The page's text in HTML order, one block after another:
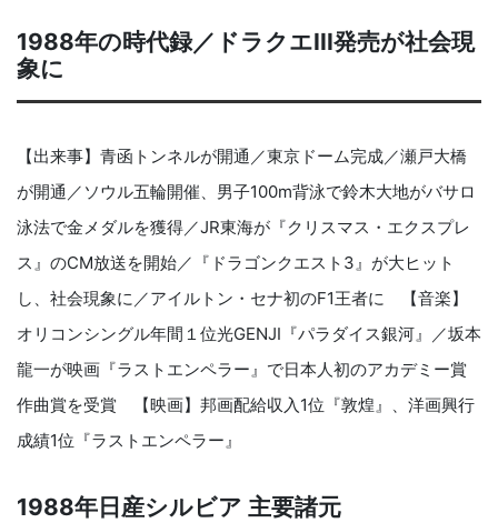
1988年の時代録／ドラクエIII発売が社会現
象に
【出来事】青函トンネルが開通／東京ドーム完成／瀬戸大橋
が開通／ソウル五輪開催、男子100m背泳で鈴木大地がバサロ
泳法で金メダルを獲得／JR東海が『クリスマス・エクスプレ
ス』のCM放送を開始／『ドラゴンクエスト3』が大ヒット
し、社会現象に／アイルトン・セナ初のF1王者に 【音楽】
オリコンシングル年間１位光GENJI『パラダイス銀河』／坂本
龍一が映画『ラストエンペラー』で日本人初のアカデミー賞
作曲賞を受賞 【映画】邦画配給収入1位『敦煌』、洋画興行
成績1位『ラストエンペラー』
1988年日産シルビア 主要諸元